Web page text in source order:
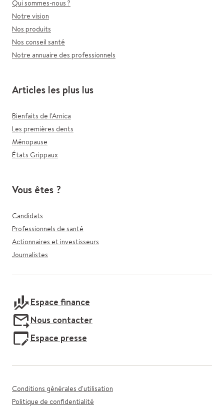
Qui sommes-nous ?
Notre vision
Nos produits
Nos conseil santé
Notre annuaire des professionnels
Articles les plus lus
Bienfaits de l'Arnica
Les premières dents
Ménopause
États Grippaux
Vous êtes ?
Candidats
Professionnels de santé
Actionnaires et investisseurs
Journalistes
Espace finance
Nous contacter
Espace presse
Conditions générales d'utilisation
Politique de confidentialité